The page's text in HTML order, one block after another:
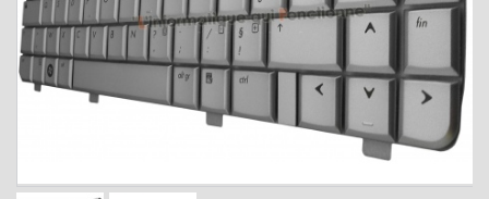
MEDION Open submenu
MSI 1
Open submenu
4
Open submenu